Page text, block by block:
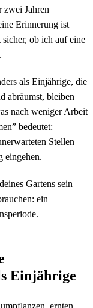
zwei Jahren
Erinnerung ist
ob ich auf eine
als Einjährige, die
abräumst, bleiben
nach weniger Arbeit
bedeutet:
Stellen
eingehen.
Gartens sein
ein
Einjährige
ernten,